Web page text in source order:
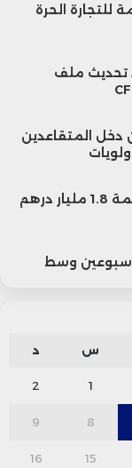
للتجارة الحرة
تحديث ملف
يضع تحسين دخل المتقاعدين
الخزينة المغربية توظف فائضاً مالياً بقيمة 1.8 مليار درهم
وسط
س د
1
2
8
9
15
16